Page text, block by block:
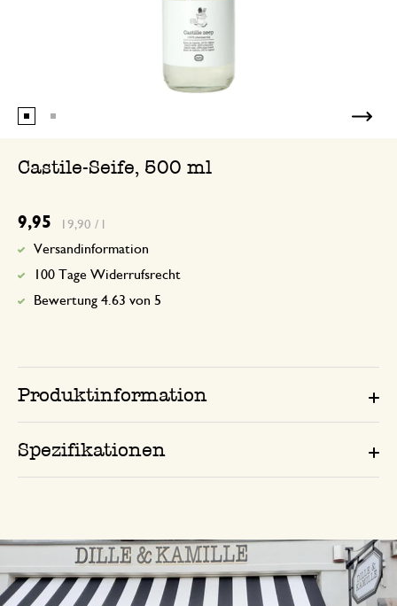
Castile-Seife, 500 ml
9,95 19,90 / l
Versandinformation
100 Tage Widerrufsrecht
Bewertung 4.63 von 5
Produktinformation
Spezifikationen